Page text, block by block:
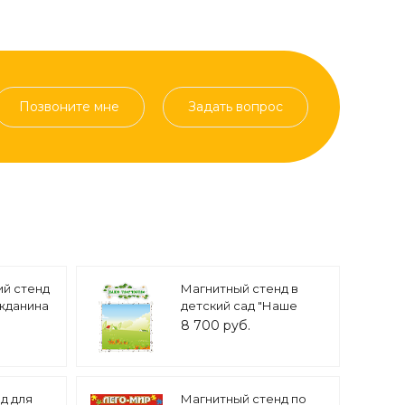
Позвоните мне Задать вопрос
стенд
Магнитный стенд в
детский сад "Наше
творчество" для
8 700 руб.
для
Магнитный стенд по